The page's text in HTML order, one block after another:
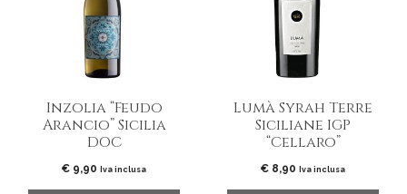
Inzolia “Feudo
Arancio” Sicilia
DOC
€ 9,90 Iva inclusa
Lumà Syrah Terre
Siciliane IGP
“Cellaro”
€ 8,90 Iva inclusa